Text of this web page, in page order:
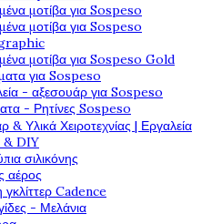
μοτίβα για Sospeso
μοτίβα για Sospeso
μοτίβα για Sospeso Gold
για Sospeso
- αξεσουάρ για Sospeso
- Ρητίνες Sospeso
& Υλικά Χειροτεχνίας | Εργαλεία
& DIY
σιλικόνης
αέρος
γκλίττερ Cadence
- Μελάνια